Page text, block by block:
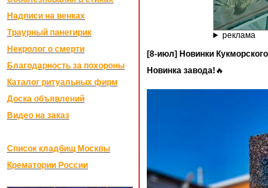
Надписи на венках
Траурный панегирик
Некролог о смерти
Благодарность за похороны
Каталог ритуальных фирм
Доска объявлений
Видео на заказ
Список кладбищ Москвы
Крематории России
реклама
[8-июл] Новинки
Новинка завода! 🔥